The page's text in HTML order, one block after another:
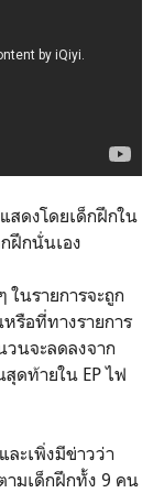
สดงโดยเด็กฝึกใน
ฝึกนั่นเอง
ในรายการจะถูก
รือที่ทางรายการ
วนจะลดลงจาก
ดท้ายใน EP ไฟ
ะเพิ่งมีข่าวว่า
ามเด็กฝึกทั้ง 9 คน